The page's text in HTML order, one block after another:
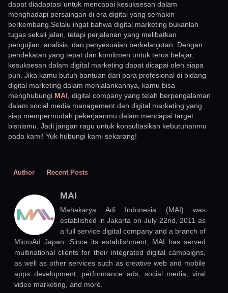
dapat diadaptasi untuk mencapai kesuksesan dalam
menghadapi persaingan di era digital yang semakin
berkembang.Selalu ingat bahwa digital marketing bukanlah
tugas sekali jalan, tetapi perjalanan yang melibatkan
pengujian, analisis, dan penyesuaian berkelanjutan. Dengan
pendekatan yang tepat dan komitmen untuk terus belajar,
kesuksesan dalam digital marketing dapat dicapai oleh siapa
pun. Jika kamu butuh bantuan dari para profesional di bidang
digital marketing dalam menjalankannya, kamu bisa
menghubungi MAI, digital company yang telah berpengalaman
dalam social media management dan digital marketing yang
siap mempermudah pekerjaanmu dalam mencapai target
bisnismu. Jadi jangan ragu untuk konsultasikan kebutuhanmu
pada kami! Yuk hubungi kami sekarang!
Author Recent Posts
MAI
Mahakarya Adi Indonesia (MAI) was
established in Jakarta on July 22nd, 2011 as
a full service digital company and a branch of
MicroAd Japan. Since its establishment, MAI has served
multinational clients for their integrated digital campaigns,
as well as other services such as creative web and mobile
apps development, performance ads, social media, viral
video marketing, and more.